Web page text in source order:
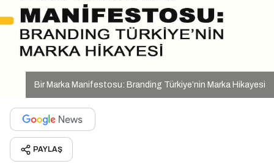
Bir Marka Manifestosu: Branding Türkiye’nin Marka Hikayesi
PAYLAŞ